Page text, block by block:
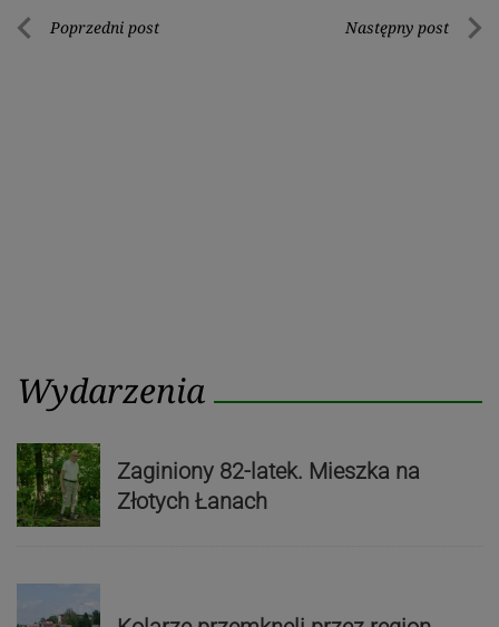
Nawigacja
Poprzedni post Następny post
Wydarzenia
Zaginiony 82-latek. Mieszka na
Złotych Łanach